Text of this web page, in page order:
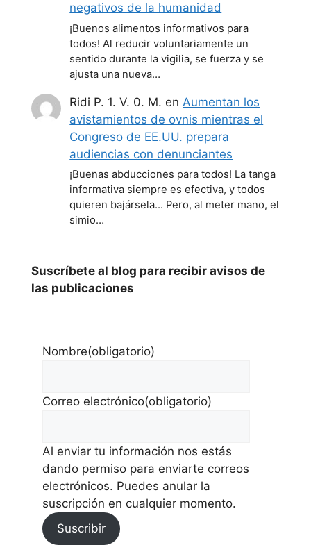
negativos de la humanidad
¡Buenos alimentos informativos para
todos! Al reducir voluntariamente un
sentido durante la vigilia, se fuerza y se
ajusta una nueva…
Ridi P. 1. V. 0. M. en Aumentan los
avistamientos de ovnis mientras el
Congreso de EE.UU. prepara
audiencias con denunciantes
¡Buenas abducciones para todos! La tanga
informativa siempre es efectiva, y todos
quieren bajársela... Pero, al meter mano, el
simio…
Suscríbete al blog para recibir avisos de
las publicaciones
Nombre(obligatorio)
Correo electrónico(obligatorio)
Al enviar tu información nos estás
dando permiso para enviarte correos
electrónicos. Puedes anular la
suscripción en cualquier momento.
Suscribir